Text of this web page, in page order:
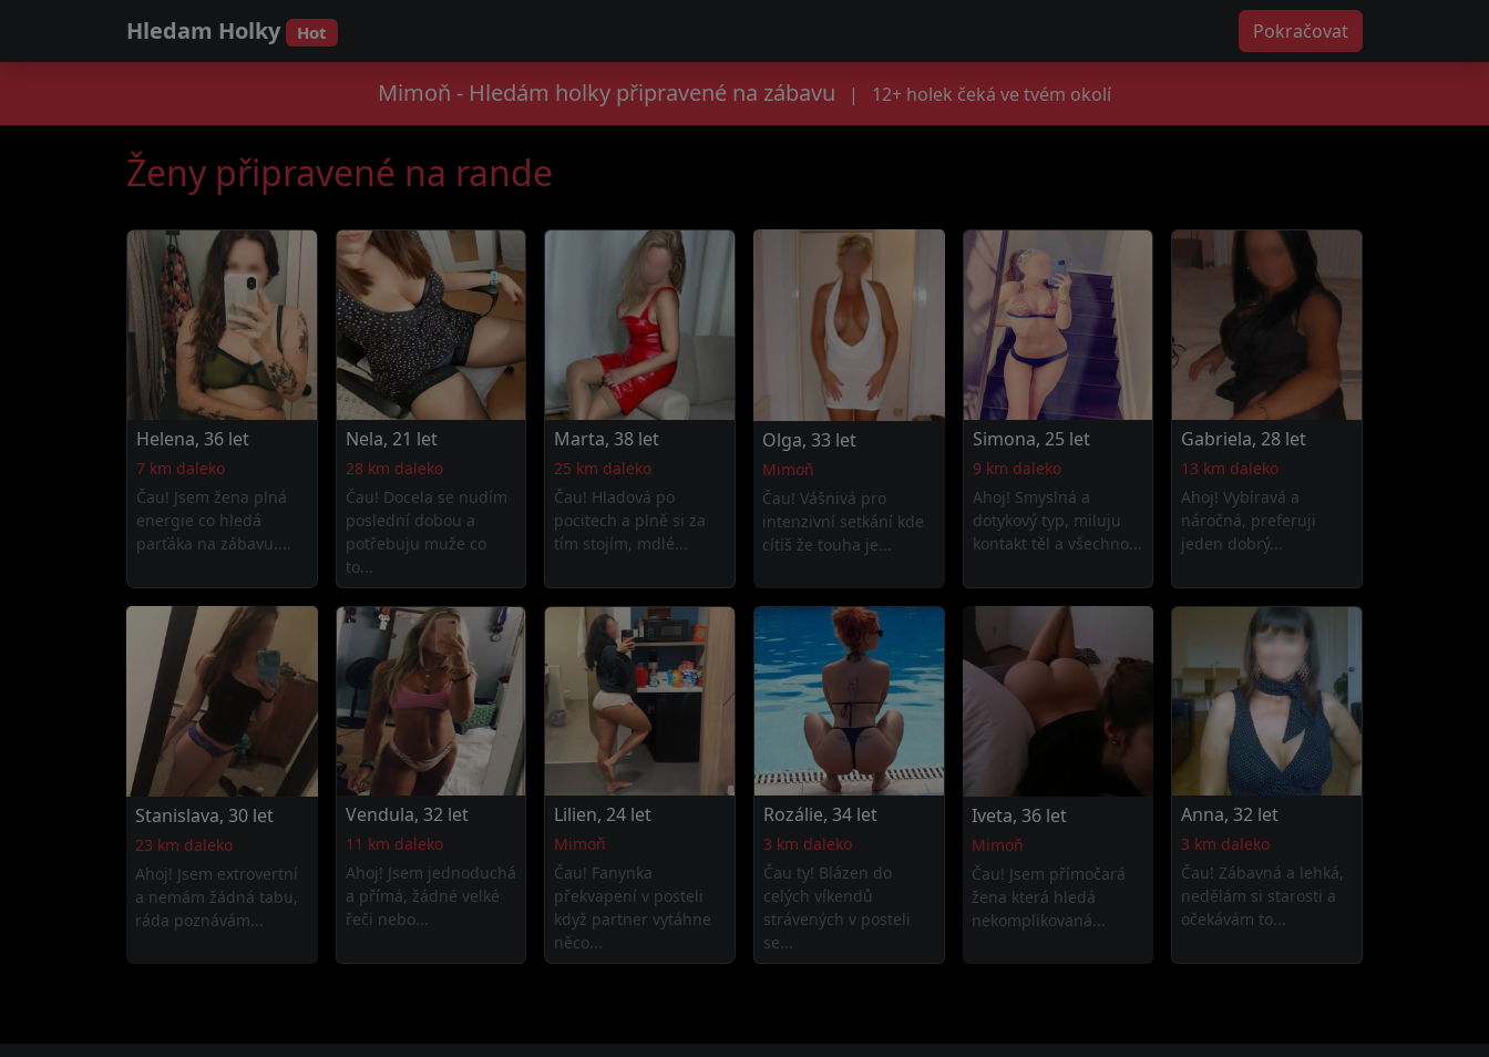
Hledam Holky Hot Pokračovat
Mimoň - Hledám holky připravené na zábavu | 12+ holek čeká ve tvém okolí
Ženy připravené na rande
Helena, 36 let
7 km daleko
Čau! Jsem žena plná
energie co hledá
parťáka na zábavu....
Nela, 21 let
28 km daleko
Čau! Docela se nudím
poslední dobou a
potřebuju muže co
to...
Marta, 38 let
25 km daleko
Čau! Hladová po
pocitech a plně si za
tím stojím, mdlé...
Olga, 33 let
Mimoň
Čau! Vášnivá pro
intenzivní setkání kde
cítíš že touha je...
Simona, 25 let
9 km daleko
Ahoj! Smyslná a
dotykový typ, miluju
kontakt těl a všechno...
Gabriela, 28 let
13 km daleko
Ahoj! Vybíravá a
náročná, preferuji
jeden dobrý...
Stanislava, 30 let
23 km daleko
Ahoj! Jsem extrovertní
a nemám žádná tabu,
ráda poznávám...
Vendula, 32 let
11 km daleko
Ahoj! Jsem jednoduchá
a přímá, žádné velké
řeči nebo...
Lilien, 24 let
Mimoň
Čau! Fanynka
překvapení v posteli
když partner vytáhne
něco...
Rozálie, 34 let
3 km daleko
Čau ty! Blázen do
celých víkendů
strávených v posteli
se...
Iveta, 36 let
Mimoň
Čau! Jsem přímočará
žena která hledá
nekomplikovaná...
Anna, 32 let
3 km daleko
Čau! Zábavná a lehká,
nedělám si starosti a
očekávám to...